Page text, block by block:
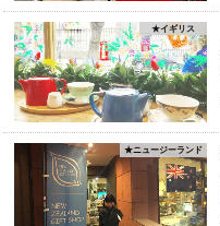
★イギリス
★ニュージーランド